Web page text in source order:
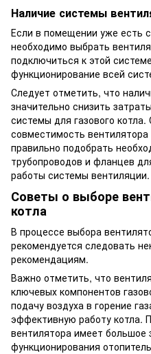
Наличие системы
Если в помещении уже есть
необходимо выбрать
подключиться к этой
функционирование всей
Следует отметить, что
значительно снизить
системы для газового
совместимость
правильно подобрать
трубопроводов и фланцев
работы системы вентиляции.
Советы о выборе
котла
В процессе выбора
рекомендуется следовать
рекомендациям.
Важно отметить, что
ключевых компонентов
подачу воздуха в горение
эффективную работу котла.
вентилятора имеет большое
функционирования